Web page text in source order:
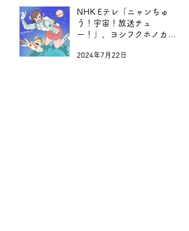
NHK Eテレ「ニャンちゅ
う！宇宙！放送チュ
ー！」、ヨシフクホノカ描
ケット公開
2024年7月22日